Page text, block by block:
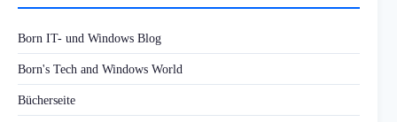
Born IT- und Windows Blog
Born's Tech and Windows World
Bücherseite